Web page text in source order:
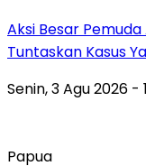
Aksi Besar
Tuntaskan Kasus
Senin, 3 Agu 2026 -
Papua